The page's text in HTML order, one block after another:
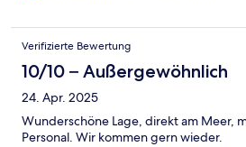
Verifizierte Bewertung
10/10 – Außergewöhnlich
24. Apr. 2025
Wunderschöne Lage, direkt am Meer,
Personal. Wir kommen gern wieder.